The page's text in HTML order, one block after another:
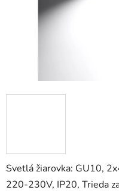
Svetlá žiarovka: GU10,
220-230V, IP20, Trieda